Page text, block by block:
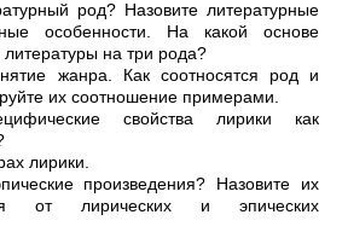
род? Назовите литературные
особенности. На какой основе
на три рода?
жанра. Как соотносятся род и
их соотношение примерами.
свойства лирики как
лирики.
произведения? Назовите их
от лирических и эпических